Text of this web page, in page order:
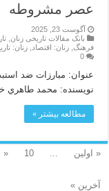
عصر مشروطه
آگوست 23, 2025
بانک مقالات تاریخی زنان ,
فرهنگ ,زنان: اقتصاد ,زنان:
0
عنوان: مبارزات ضد
نویسنده: محمد طاهري
مطالعه بیشتر »
« اولین 10
«
آخرین »